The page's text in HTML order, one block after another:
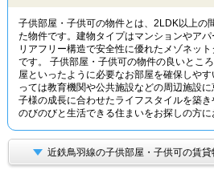
TOP
子供部屋・子供可の物件とは、2LDK以上の
た物件です。建物タイプはマンションやア
リアフリー構造で安全性に優れたメゾネッ
です。 子供部屋・子供可の物件の良いとこ
屋といったように必要なお部屋を確保しや
っては教育機関や公共施設などの周辺施設
子様の成長に合わせたライフスタイルを築
のびのびと生活できる住まいをお探しの方に
近鉄鳥羽線の子供部屋・子供可の賃